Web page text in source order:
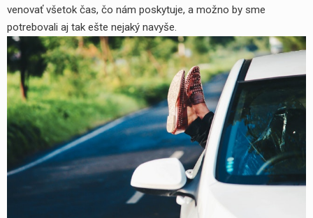
venovať všetok čas, čo nám poskytuje, a možno by sme
potrebovali aj tak ešte nejaký navyše.